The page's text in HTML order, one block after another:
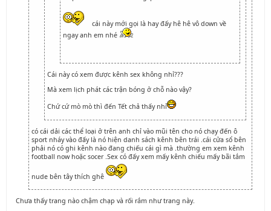
cái này mới gọi là hay đấy hê hê vô down về
ngay anh em nhé
Cái này có xem được kênh sex không nhỉ???
Mà xem lịch phát các trận bóng ở chỗ nào vậy?
Chứ cứ mò mò thì đến Tết chả thấy nhỉ
có cái dải các thể loại ở trên anh chỉ vào mũi tên cho nó chạy đến ô
sport nháy vào đấy là nó hiện danh sách kênh bên trái .cái cửa sổ bên
phải nó có ghi kênh nào đang chiếu cái gì mà .thường em xem kênh
football now hoặc socer .Sex có đấy xem mấy kênh chiếu mấy bãi tắm
nude bên tây thích ghê
Chưa thấy trang nào chậm chạp và rối rắm như trang này.